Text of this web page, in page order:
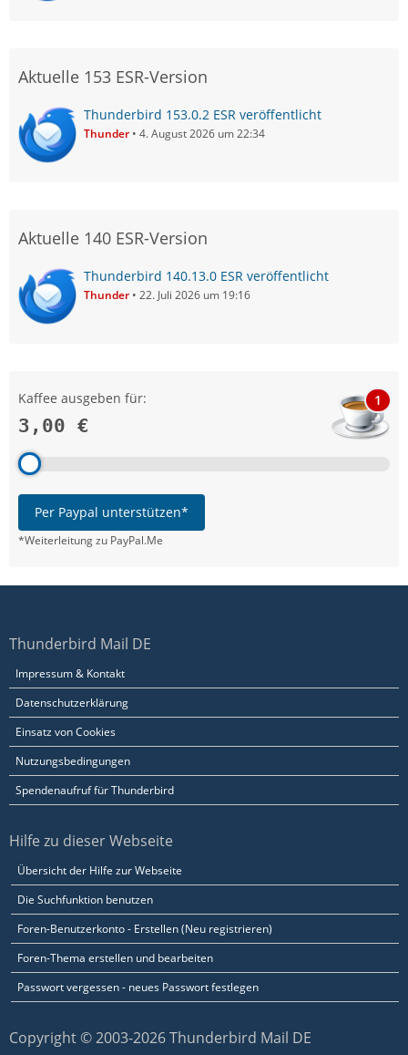
Aktuelle 153 ESR-Version
Thunderbird 153.0.2 ESR veröffentlicht
Thunder 4. August 2026 um 22:34
Aktuelle 140 ESR-Version
Thunderbird 140.13.0 ESR veröffentlicht
Thunder 22. Juli 2026 um 19:16
Kaffee ausgeben für:
3,00 €
1
Per Paypal unterstützen*
*Weiterleitung zu PayPal.Me
Thunderbird Mail DE
Impressum & Kontakt
Datenschutzerklärung
Einsatz von Cookies
Nutzungsbedingungen
Spendenaufruf für Thunderbird
Hilfe zu dieser Webseite
Übersicht der Hilfe zur Webseite
Die Suchfunktion benutzen
Foren-Benutzerkonto - Erstellen (Neu registrieren)
Foren-Thema erstellen und bearbeiten
Passwort vergessen - neues Passwort festlegen
Copyright © 2003-2026 Thunderbird Mail DE